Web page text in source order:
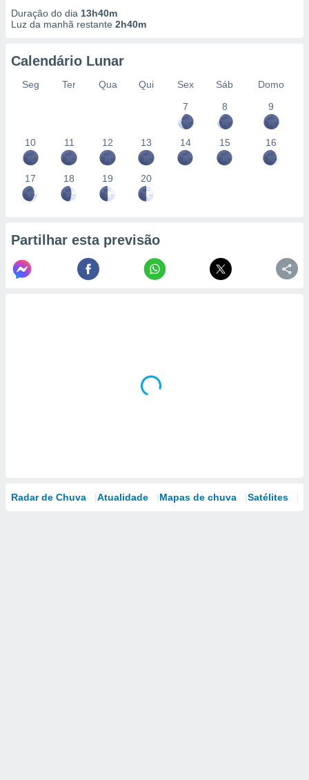
Duração do dia 13h40m
Luz da manhã restante 2h40m
Calendário Lunar
Seg Ter Qua Qui Sex Sáb
Domo
7
8 9
10 11 12 13 14 15 16
17 18 19 20
Partilhar esta previsão
Radar de Chuva Atualidade Mapas de chuva Satélites